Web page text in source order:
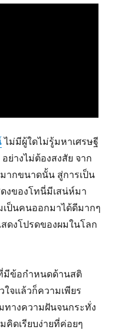
ไม่มีผู้ใดไม่รู้มหาเศรษฐี
ย่างไม่ต้องสงสัย จาก
ากขนาดนั้น สู่การเป็น
งของโทนี่มีเสน่ห์มา
ป็นคนออกมาได้ดีมากๆ
ดงโปรดของผมในโลก
มีข้อกำหนดด้านสติ
จแล้วก็ความเพียร
ทางความฝันจนกระทั่ง
คิดเรียบง่ายที่ค่อยๆ